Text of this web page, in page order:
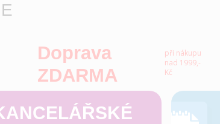
Doprava
ZDARMA
při nákupu
nad 1999,-
Kč